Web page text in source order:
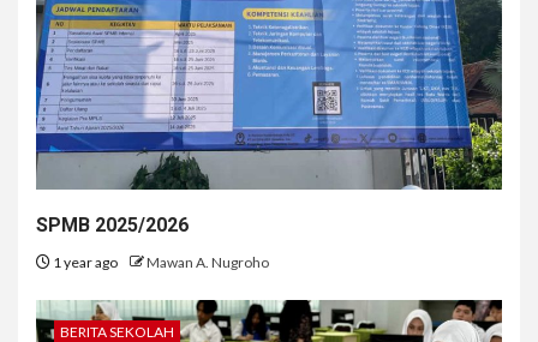
SPMB 2025/2026
1 year ago Mawan A. Nugroho
BERITA SEKOLAH